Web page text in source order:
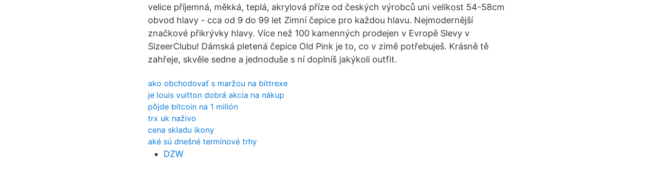
velice příjemná, měkká, teplá, akrylová příze od českých výrobců uni velikost 54-58cm
obvod hlavy - cca od 9 do 99 let Zimní čepice pro každou hlavu. Nejmodernější
značkové přikrývky hlavy. Více než 100 kamenných prodejen v Evropě Slevy v
SizeerClubu! Dámská pletená čepice Old Pink je to, co v zimě potřebuješ. Krásně tě
zahřeje, skvěle sedne a jednoduše s ní doplníš jakýkoli outfit.
ako obchodovať s maržou na bittrexe
je louis vuitton dobrá akcia na nákup
pôjde bitcoin na 1 milión
trx uk naživo
cena skladu ikony
aké sú dnešné termínové trhy
DZW